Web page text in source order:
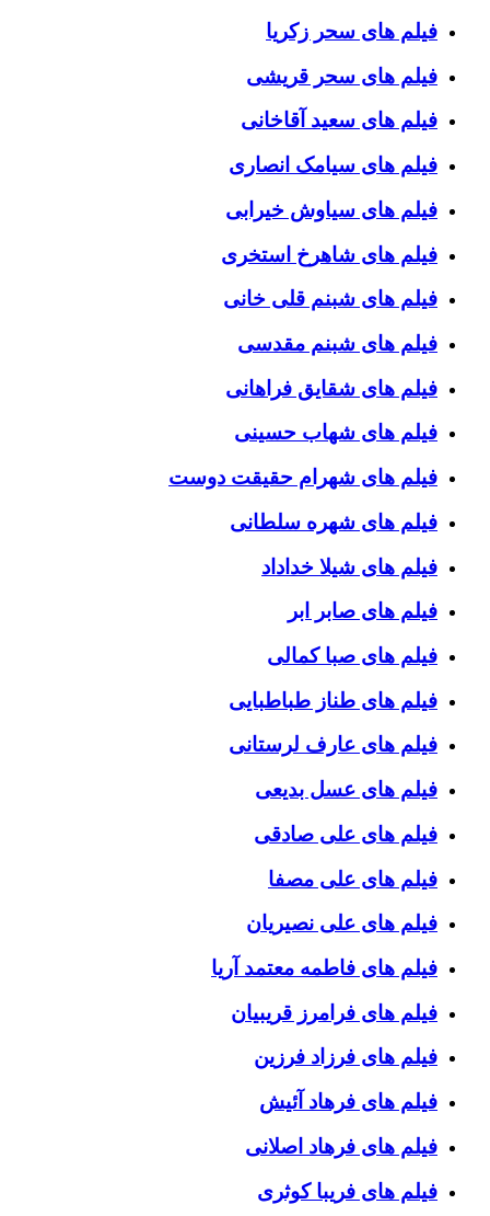
فیلم های سحر زکریا
فیلم های سحر قریشی
فیلم های سعید آقاخانی
فیلم های سیامک انصاری
فیلم های سیاوش خیرابی
فیلم های شاهرخ استخری
فیلم های شبنم قلی خانی
فیلم های شبنم مقدسی
فیلم های شقایق فراهانی
فیلم های شهاب حسینی
فیلم های شهرام حقیقت دوست
فیلم های شهره سلطانی
فیلم های شیلا خداداد
فیلم های صابر ابر
فیلم های صبا کمالی
فیلم های طناز طباطبایی
فیلم های عارف لرستانی
فیلم های عسل بدیعی
فیلم های علی صادقی
فیلم های علی مصفا
فیلم های علی نصیریان
فیلم های فاطمه معتمد آریا
فیلم های فرامرز قریبیان
فیلم های فرزاد فرزین
فیلم های فرهاد آئیش
فیلم های فرهاد اصلانی
فیلم های فریبا کوثری